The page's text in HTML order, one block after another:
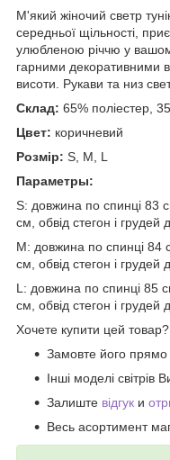
М'який жіночий светр
середньої щільності,
улюбленою річчю у
гарними декоративними
висоти. Рукави та низ
Склад: 65% поліестер,
Цвет: коричневий
Розмір: S, M, L
Параметры:
S: довжина по спинці 83
см, обвід стегон і грудей
M: довжина по спинці 84
см, обвід стегон і грудей
L: довжина по спинці 85
см, обвід стегон і грудей
Хочете купити цей товар?
Замовте його прямо
Інші моделі світрів
Залиште відгук и
Весь асортимент